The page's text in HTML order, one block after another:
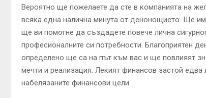
Вероятно ще пожелаете да сте в компанията на
всяка една налична минута от денонощието. Ще
ще ви помогне да създадете повече лична
професионалните си потребности. Благоприятен
определено ще са на път към вас и ще повлияят
мечти и реализация. Лекият финансов застой
набелязаните финансови цели.